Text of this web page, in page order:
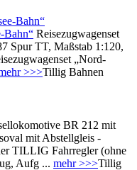
Bahn“ Reisezugwagenset
Spur TT, Maßstab 1:120,
„Nord-
>>>Tillig Bahnen
BR 212 mit
mit Abstellgleis -
TILLIG Fahrregler (ohne
Aufg ... mehr >>>Tillig